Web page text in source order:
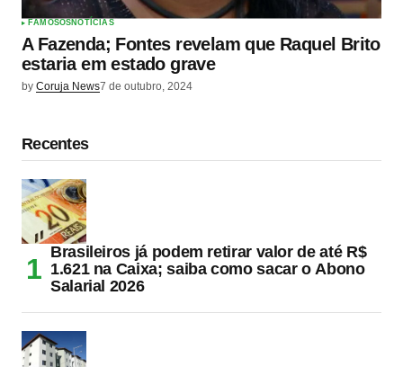
FAMOSOSNOTÍCIAS
A Fazenda; Fontes revelam que Raquel Brito
estaria em estado grave
by Coruja News7 de outubro, 2024
Recentes
Brasileiros já podem retirar valor de até R$
1.621 na Caixa; saiba como sacar o Abono
Salarial 2026